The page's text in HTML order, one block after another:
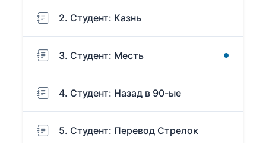
2. Студент: Казнь
3. Студент: Месть
4. Студент: Назад в 90-ые
5. Студент: Перевод Стрелок